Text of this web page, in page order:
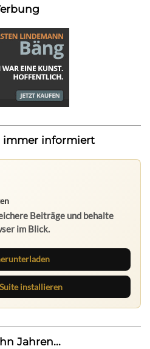
immer informiert
Beiträge und behalte
im Blick.
installieren
Jahren...